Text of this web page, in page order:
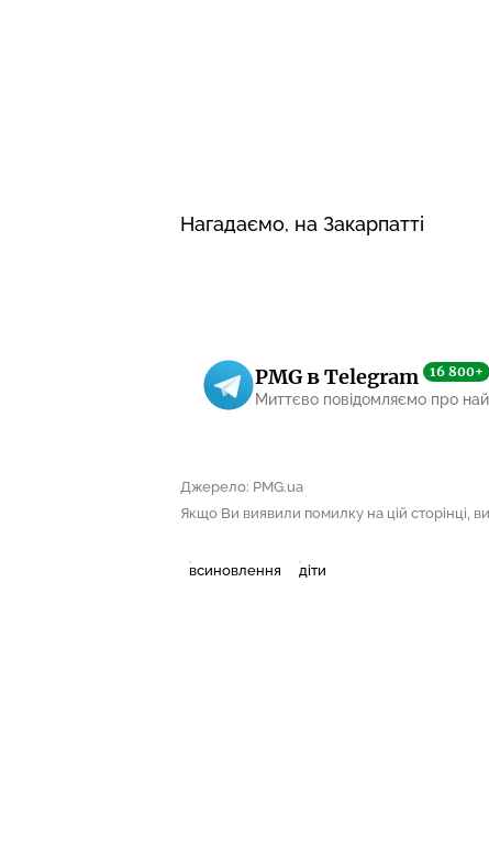
Нагадаємо, на Закарпатті
PMG в Telegram 16 800+
Миттєво повідомляємо про
Джерело: PMG.ua
Якщо Ви виявили помилку на цій сторінці,
всиновлення діти